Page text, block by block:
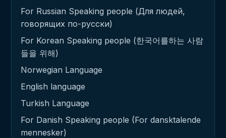
For Russian Speaking people (Для людей,
говорящих по-русски)
For Korean Speaking people (한국어를하는 사람
들을 위해)
Norwegian Language
English language
Turkish Language
For Danish Speaking people (For dansktalende
mennesker)